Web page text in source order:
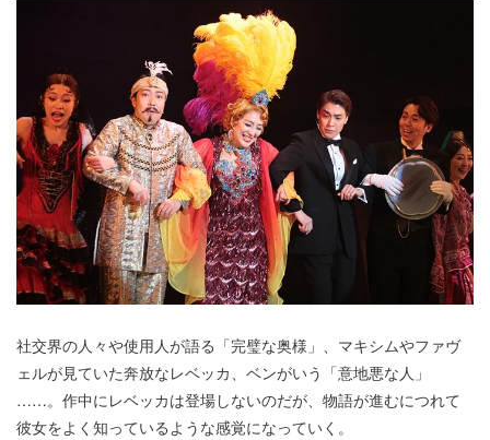
社交界の人々や使用人が語る「完璧な奥様」、マキシムやファヴ
ェルが見ていた奔放なレベッカ、ベンがいう「意地悪な人」
……。作中にレベッカは登場しないのだが、物語が進むにつれて
彼女をよく知っているような感覚になっていく。